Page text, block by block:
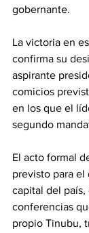
gobernante.
La victoria en
confirma su
aspirante
comicios
en los que el
segundo
El acto formal
previsto para
capital del
conferencias
propio Tinubu,